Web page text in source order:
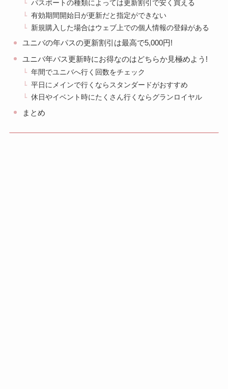
パスポートの種類によっては更新割引で安く買える
有効期間開始日が更新だと指定ができない
新規購入した場合はウェブ上での個人情報の登録がある
ユニバの年パスの更新割引は最高で5,000円!
ユニバ年パス更新時にお得なのはどちらか見極めよう!
年間でユニバへ行く回数をチェック
平日にメインで行くならスタンダードがおすすめ
休日やイベント時にたくさん行くならグランロイヤル
まとめ